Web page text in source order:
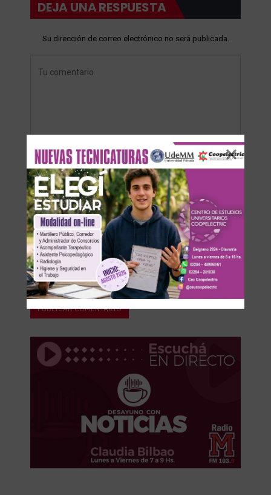
DEJA UNA RESPUESTA
Su dirección de correo electrónico no será publicada.
Save my name, email, and website in this browser for the
next time I comment.
Recibir un correo electrónico con cada nueva entrada.